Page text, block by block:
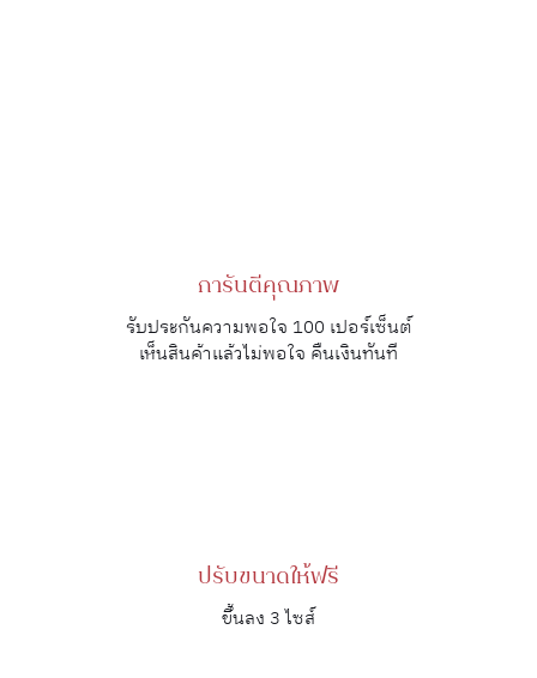
การันตีคุณภาพ
รับประกันความพอใจ 100 เปอร์เซ็นต์
เห็นสินค้าแล้วไม่พอใจ คืนเงินทันที
ปรับขนาดให้ฟรี
ขึ้นลง 3 ไซส์